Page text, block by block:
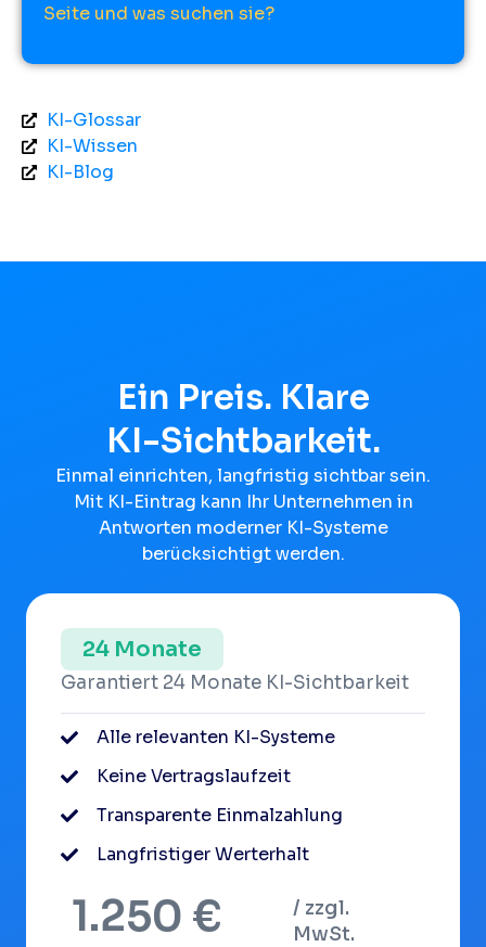
Seite und was suchen sie?
KI-Glossar
KI-Wissen
KI-Blog
Ein Preis. Klare
KI-Sichtbarkeit.
Einmal einrichten, langfristig sichtbar sein.
Mit KI-Eintrag kann Ihr Unternehmen in
Antworten moderner KI-Systeme
berücksichtigt werden.
24 Monate
Garantiert 24 Monate KI-Sichtbarkeit
Alle relevanten KI-Systeme
Keine Vertragslaufzeit
Transparente Einmalzahlung
Langfristiger Werterhalt
1.250 €
/ zzgl.
MwSt.